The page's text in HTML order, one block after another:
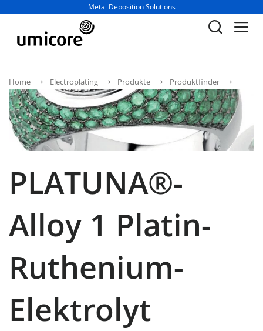
Geschäftsbereich / Abteilung:
Metal Deposition Solutions
Home Electroplating Produkte Produktfinder
PLATUNA®-
Alloy 1 Platin-
Ruthenium-
Elektrolyt